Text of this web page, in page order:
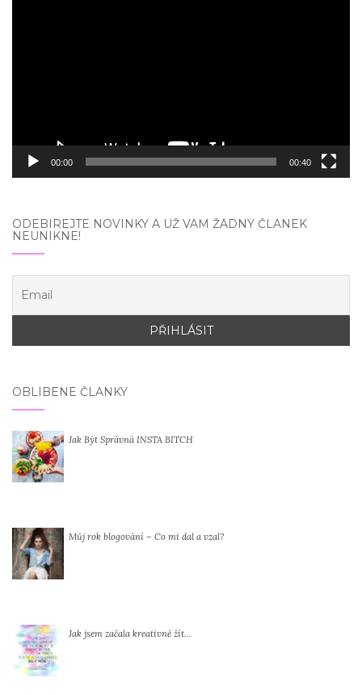
00:00 00:40
ODEBÍREJTE NOVINKY A UŽ VÁM ŽÁDNÝ ČLÁNEK
NEUNIKNE!
OBLÍBENÉ ČLÁNKY
Jak Být Správná INSTA BITCH
Můj rok blogování – Co mi dal a vzal?
Jak jsem začala kreativně žít…